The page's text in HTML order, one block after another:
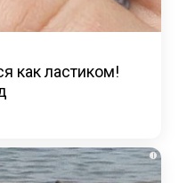
как ластиком!
i